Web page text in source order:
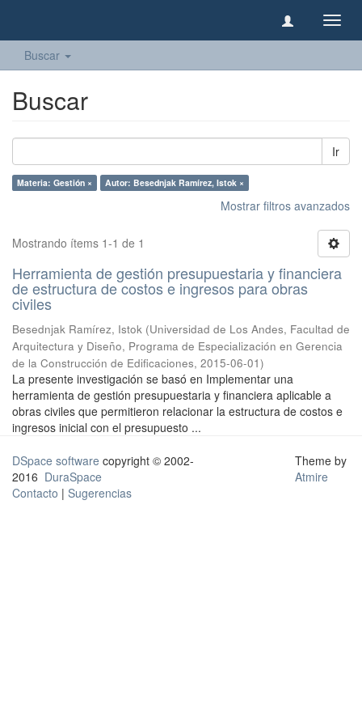
Buscar
Buscar
Ir
Materia: Gestión × Autor: Besednjak Ramírez, Istok ×
Mostrar filtros avanzados
Mostrando ítems 1-1 de 1
Herramienta de gestión presupuestaria y financiera
de estructura de costos e ingresos para obras
civiles
Besednjak Ramírez, Istok (Universidad de Los Andes, Facultad de
Arquitectura y Diseño, Programa de Especialización en Gerencia
de la Construcción de Edificaciones, 2015-06-01)
La presente investigación se basó en Implementar una
herramienta de gestión presupuestaria y financiera aplicable a
obras civiles que permitieron relacionar la estructura de costos e
ingresos inicial con el presupuesto ...
DSpace software copyright © 2002-
2016 DuraSpace
Contacto | Sugerencias
Theme by
Atmire